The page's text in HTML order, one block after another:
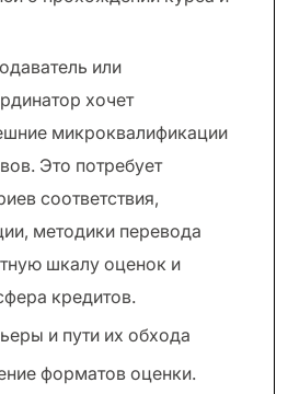
или
хочет
микроквалификации
Это потребует
соответствия,
методики перевода
шкалу оценок и
кредитов.
и пути их обхода
форматов оценки.